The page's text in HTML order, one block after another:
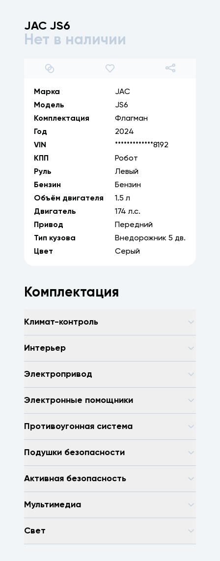
JAC JS6
Нет в наличии
1/ 25
Марка
JAC
Модель
JS6
Комплектация
Флагман
Год
2024
VIN
*************8192
КПП
Робот
Руль
Левый
Бензин
Бензин
Объём двигателя
1.5 л
Двигатель
174 л.с.
Привод
Передний
Тип кузова
Внедорожник 5 дв.
Цвет
Серый
Комплектация
Климат-контроль
Интерьер
Электропривод
Электронные помощники
Противоугонная система
Подушки безопасности
Активная безопасность
Мультимедиа
Свет